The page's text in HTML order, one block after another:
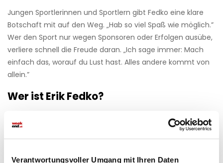
Verantwortungsvoller Umgang mit Ihren Daten
Jungen Sportlerinnen und Sportlern gibt Fedko eine klare
Botschaft mit auf den Weg. „Hab so viel Spaß wie möglich.”
Wer den Sport nur wegen Sponsoren oder Erfolgen ausübe,
verliere schnell die Freude daran. „Ich sage immer: Mach
einfach das, worauf du Lust hast. Alles andere kommt von
allein.”
Wer ist Erik Fedko?
Erik Fedko gehört zu den erfolgreichsten Mountainbike-
Slopestyle-Athleten Deutschlands. Der Dortmunder macht
Freeride-Events der Welt auf sich aufmerksam und zählt